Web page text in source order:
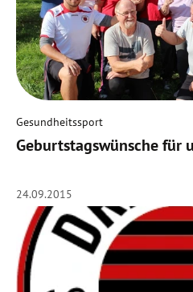
Gesundheitssport
Geburtstagswünsche für
24.09.2015